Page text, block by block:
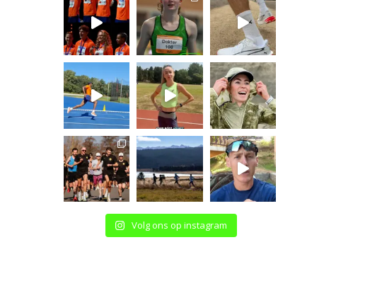
Volg ons op instagram